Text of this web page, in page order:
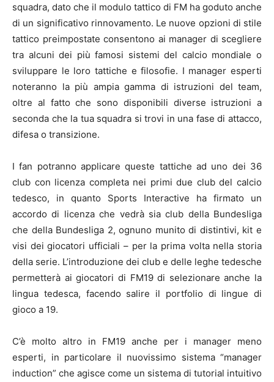
squadra, dato che il modulo tattico di FM ha goduto anche
di un significativo rinnovamento. Le nuove opzioni di stile
tattico preimpostate consentono ai manager di scegliere
tra alcuni dei più famosi sistemi del calcio mondiale o
sviluppare le loro tattiche e filosofie. I manager esperti
noteranno la più ampia gamma di istruzioni del team,
oltre al fatto che sono disponibili diverse istruzioni a
seconda che la tua squadra si trovi in una fase di attacco,
difesa o transizione.
I fan potranno applicare queste tattiche ad uno dei 36
club con licenza completa nei primi due club del calcio
tedesco, in quanto Sports Interactive ha firmato un
accordo di licenza che vedrà sia club della Bundesliga
che della Bundesliga 2, ognuno munito di distintivi, kit e
visi dei giocatori ufficiali – per la prima volta nella storia
della serie. L’introduzione dei club e delle leghe tedesche
permetterà ai giocatori di FM19 di selezionare anche la
lingua tedesca, facendo salire il portfolio di lingue di
gioco a 19.
C’è molto altro in FM19 anche per i manager meno
esperti, in particolare il nuovissimo sistema “manager
induction” che agisce come un sistema di tutorial intuitivo